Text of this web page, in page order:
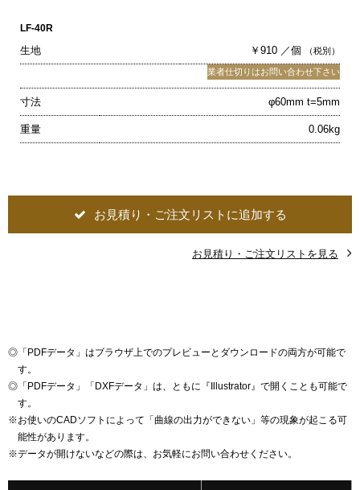
LF-40R
生地 ￥910 ／個 （税別）
業者仕切りはお問い合わせ下さい
寸法 φ60mm t=5mm
重量 0.06kg
お見積り・ご注文リストに追加する
お見積り・ご注文リストを見る
◎ 「PDFデータ」はブラウザ上でのプレビューとダウンロードの両方が可能で
す。
◎ 「PDFデータ」「DXFデータ」は、ともに『Illustrator』で開くことも可能で
す。
※お使いのCADソフトによって「曲線の出力ができない」等の現象が起こる可
能性があります。
※データが開けないなどの際は、お気軽にお問い合わせください。